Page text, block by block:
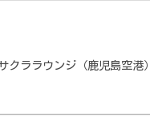
クララウンジ（鹿児島空港）